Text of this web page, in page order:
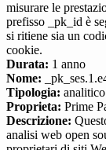
misurare le
prefisso _pk_id è
si ritiene sia un
cookie.
Durata: 1 anno
Nome:
Tipologia: analitico
Proprieta: Prime
Descrizione:
analisi web open